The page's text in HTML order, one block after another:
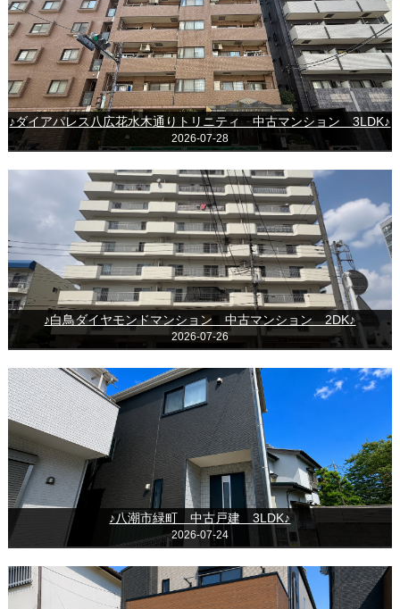
♪ダイアパレス八広花水木通りトリニティ 中古マンション 3LDK♪
2026-07-28
♪白鳥ダイヤモンドマンション 中古マンション 2DK♪
2026-07-26
♪八潮市緑町 中古戸建 3LDK♪
2026-07-24